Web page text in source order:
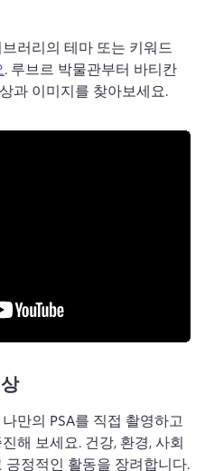
러리의 테마 또는 키워드
. 루브르 박물관부터 바티칸
과 이미지를 찾아보세요.
만의 PSA를 직접 촬영하고
해 보세요. 건강, 환경, 사회